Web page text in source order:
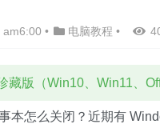
am6:00 • 电脑教程 •
藏版（Win10、Win11、
怎么关闭？近期有